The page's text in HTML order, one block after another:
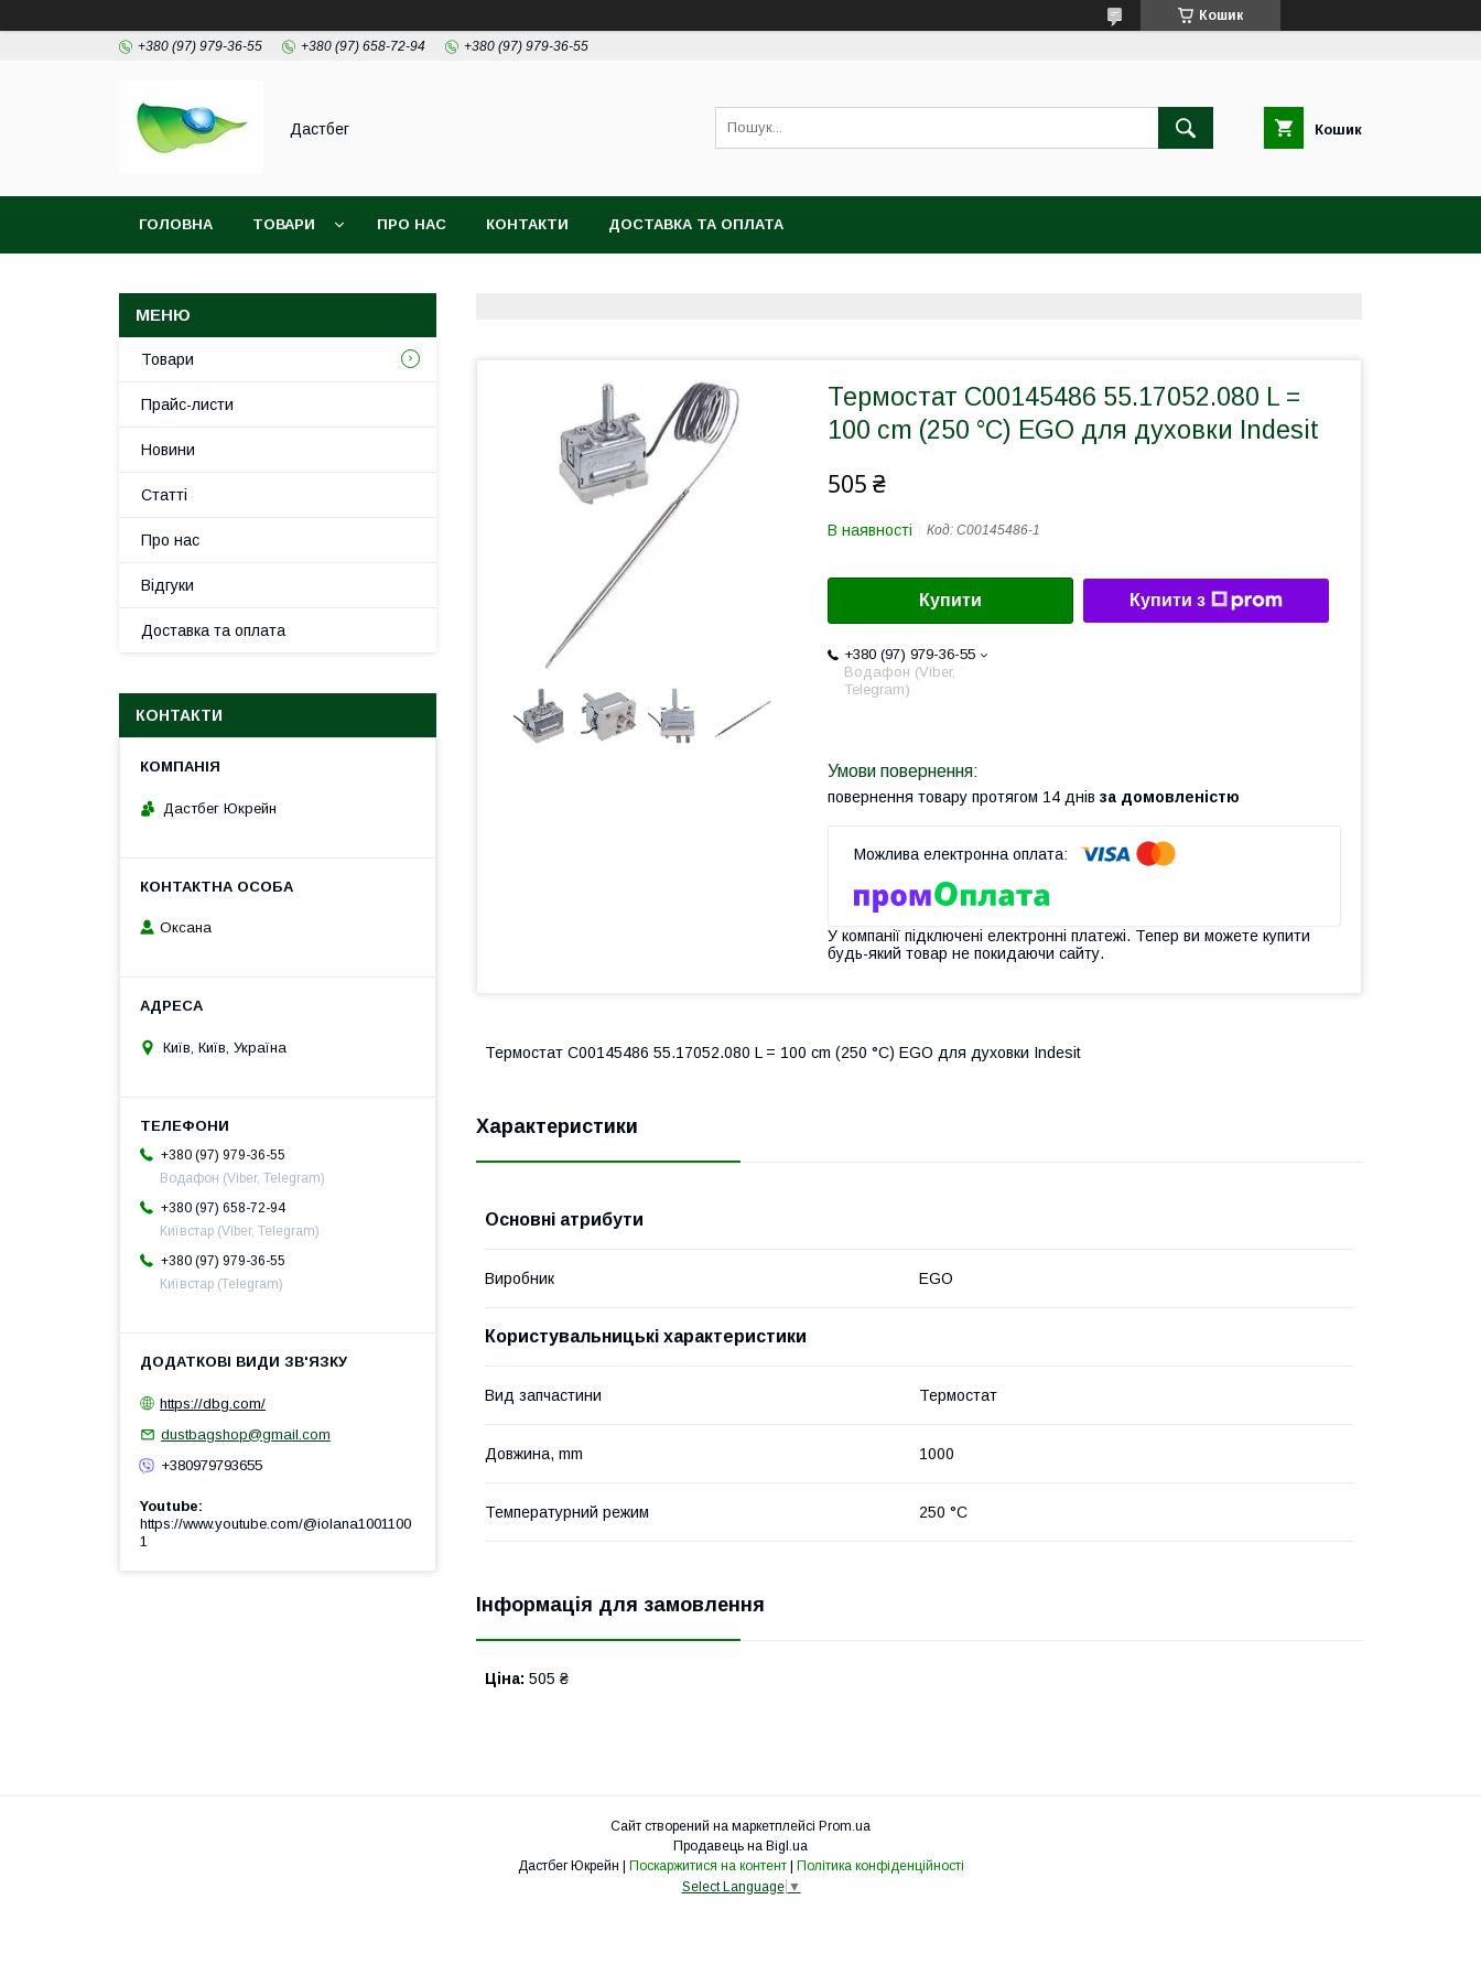
Кошик
+380 (97) 979-36-55 +380 (97) 658-72-94 +380 (97) 979-36-55
Дастбег Кошик
ГОЛОВНА ТОВАРИ ПРО НАС КОНТАКТИ ДОСТАВКА ТА ОПЛАТА
Термостат C00145486 55.17052.080 L =
100 cm (250 °C) EGO для духовки Indesit
505 ₴
В наявності Код: C00145486-1
Купити Купити з
+380 (97) 979-36-55
Водафон (Viber,
Telegram)
повернення товару протягом 14 днів за домовленістю
У компанії підключені електронні платежі. Тепер ви можете купити
будь-який товар не покидаючи сайту.
Термостат C00145486 55.17052.080 L = 100 cm (250 °C) EGO для духовки Indesit
Характеристики
Основні атрибути
Виробник EGO
Користувальницькі характеристики
Вид запчастини Термостат
Довжина, mm 1000
Температурний режим 250 °С
Інформація для замовлення
Ціна: 505 ₴
Товари
Прайс-листи
Новини
Статті
Про нас
Відгуки
Доставка та оплата
КОНТАКТИ
Дастбег Юкрейн
Оксана
Київ, Київ, Україна
+380 (97) 979-36-55
Водафон (Viber, Telegram)
+380 (97) 658-72-94
Київстар (Viber, Telegram)
+380 (97) 979-36-55
Київстар (Telegram)
https://dbg.com/
dustbagshop@gmail.com
+380979793655
Youtube
https://www.youtube.com/@iolana1001100
1
Сайт створений на маркетплейсі Prom.ua
Продавець на Bigl.ua
Дастбег Юкрейн | Поскаржитися на контент | Політика конфіденційності
Select Language ▼